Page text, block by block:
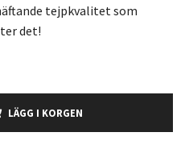
tejpkvalitet som
det!
LÄGG I KORGEN